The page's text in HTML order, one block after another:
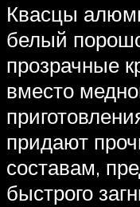
Квасцы
белый
прозрачные
вместо
придают
составам,
быстрого